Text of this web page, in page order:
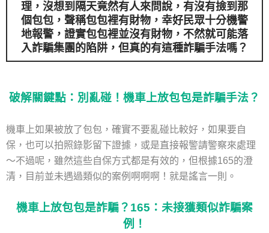
理，沒想到隔天竟然有人來問說，有沒有撿到那
個包包，聲稱包包裡有財物，幸好民眾十分機警
地報警，證實包包裡並沒有財物，不然就可能落
入詐騙集團的陷阱，但真的有這種詐騙手法嗎？
破解關鍵點：別亂碰！機車上放包包是詐騙手法？
機車上如果被放了包包，確實不要亂碰比較好，如果要自
保，也可以拍照錄影留下證據，或是直接報警請警察來處理
～不過呢，雖然這些自保方式都是有效的，但根據165的澄
清，目前並未遇過類似的案例啊啊啊！就是謠言一則。
機車上放包包是詐騙？165：未接獲類似詐騙案
例！